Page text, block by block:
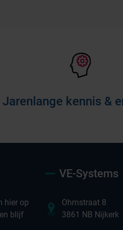
Jarenlange kennis &
hier op
blijf
VE-Systems
Ohmstraat 8
3861 NB Nijkerk